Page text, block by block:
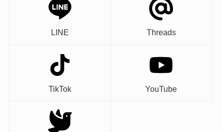
LINE Threads
TikTok YouTube